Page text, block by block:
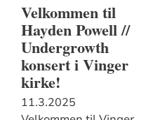
Velkommen til
Hayden Powell //
Undergrowth
konsert i Vinger
kirke!
11.3.2025